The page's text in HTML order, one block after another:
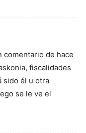
comentario de hace
fiscalidades
sido él u otra
se le ve el